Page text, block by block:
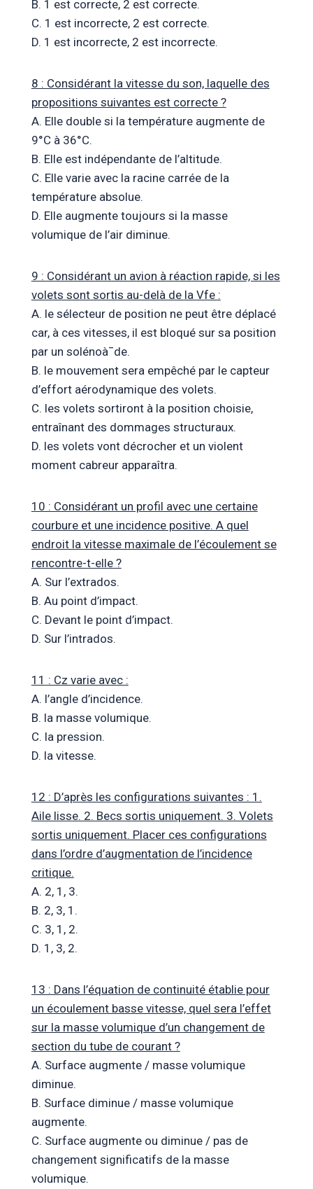
B. 1 est correcte, 2 est correcte.
C. 1 est incorrecte, 2 est correcte.
D. 1 est incorrecte, 2 est incorrecte.
8 : Considérant la vitesse du son, laquelle des
propositions suivantes est correcte ?
A. Elle double si la température augmente de
9°C à 36°C.
B. Elle est indépendante de l’altitude.
C. Elle varie avec la racine carrée de la
température absolue.
D. Elle augmente toujours si la masse
volumique de l’air diminue.
9 : Considérant un avion à réaction rapide, si les
volets sont sortis au-delà de la Vfe :
A. le sélecteur de position ne peut être déplacé
car, à ces vitesses, il est bloqué sur sa position
par un solénoà¯de.
B. le mouvement sera empêché par le capteur
d’effort aérodynamique des volets.
C. les volets sortiront à la position choisie,
entraînant des dommages structuraux.
D. les volets vont décrocher et un violent
moment cabreur apparaîtra.
10 : Considérant un profil avec une certaine
courbure et une incidence positive. A quel
endroit la vitesse maximale de l’écoulement se
rencontre-t-elle ?
A. Sur l’extrados.
B. Au point d’impact.
C. Devant le point d’impact.
D. Sur l’intrados.
11 : Cz varie avec :
A. l’angle d’incidence.
B. la masse volumique.
C. la pression.
D. la vitesse.
12 : D’après les configurations suivantes : 1.
Aile lisse. 2. Becs sortis uniquement. 3. Volets
sortis uniquement. Placer ces configurations
dans l’ordre d’augmentation de l’incidence
critique.
A. 2, 1, 3.
B. 2, 3, 1.
C. 3, 1, 2.
D. 1, 3, 2.
13 : Dans l’équation de continuité établie pour
un écoulement basse vitesse, quel sera l’effet
sur la masse volumique d’un changement de
section du tube de courant ?
A. Surface augmente / masse volumique
diminue.
B. Surface diminue / masse volumique
augmente.
C. Surface augmente ou diminue / pas de
changement significatifs de la masse
volumique.